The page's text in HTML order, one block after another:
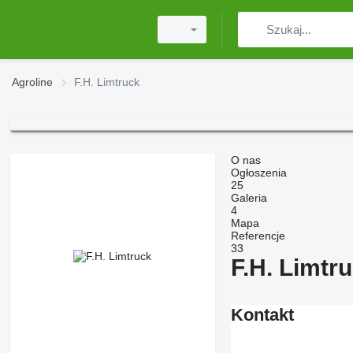
Agroline F.H. Limtruck
O nas
Ogłoszenia
25
Galeria
4
Mapa
Referencje
33
F.H.
Kontakt